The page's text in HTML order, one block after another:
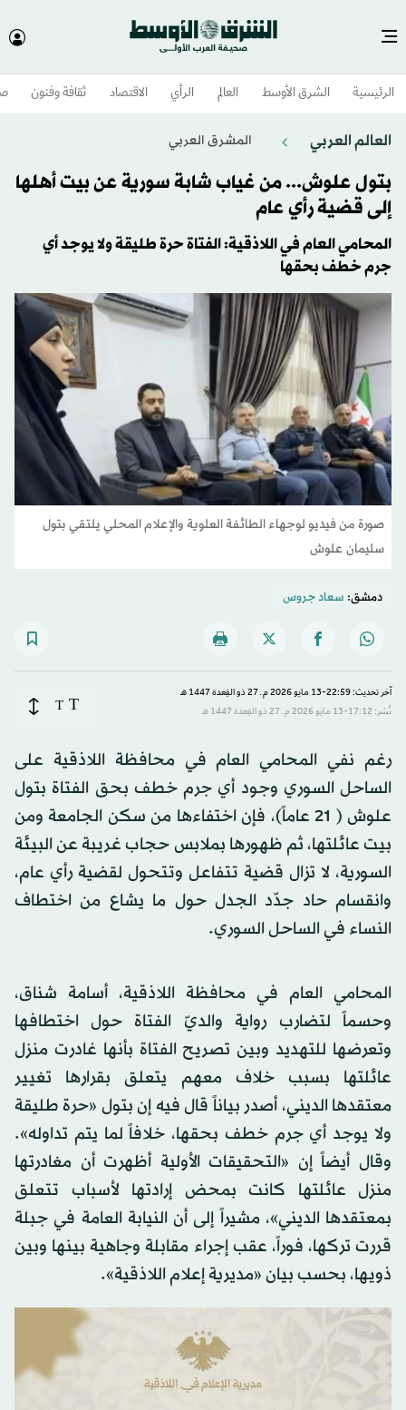
الرئيسية الشرق الأوسط​ العالم الرأي الاقتصاد ثقافة وفنون
العالم العربي المشرق العربي
بتول علوش... من غياب شابة سورية عن بيت أهلها
إلى قضية رأي عام
المحامي العام في اللاذقية: الفتاة حرة طليقة ولا يوجد أي
جرم خطف بحقها
صورة من فيديو لوجهاء الطائفة العلوية والإعلام المحلي يلتقي بتول
سليمان علوش
دمشق: سعاد جروس
آخر تحديث: 22:59-13 مايو 2026 م ـ 27 ذو القِعدة 1447 هـ
نُشر: 17:12-13 مايو 2026 م ـ 27 ذو القِعدة 1447 هـ
T
T
رغم نفي المحامي العام في محافظة اللاذقية على
الساحل السوري وجود أي جرم خطف بحق الفتاة بتول
علوش ( 21 عاماً)، فإن اختفاءها من سكن الجامعة ومن
بيت عائلتها، ثم ظهورها بملابس حجاب غريبة عن البيئة
السورية، لا تزال قضية تتفاعل وتتحول لقضية رأي عام،
وانقسام حاد جدّد الجدل حول ما يشاع من اختطاف
النساء في الساحل السوري.
المحامي العام في محافظة اللاذقية، أسامة شناق،
وحسماً لتضارب رواية والديّ الفتاة حول اختطافها
وتعرضها للتهديد وبين تصريح الفتاة بأنها غادرت منزل
عائلتها بسبب خلاف معهم يتعلق بقرارها تغيير
معتقدها الديني، أصدر بياناً قال فيه إن بتول «حرة طليقة
ولا يوجد أي جرم خطف بحقها، خلافاً لما يتم تداوله».
وقال أيضاً إن «التحقيقات الأولية أظهرت أن مغادرتها
منزل عائلتها كانت بمحض إرادتها لأسباب تتعلق
بمعتقدها الديني»، مشيراً إلى أن النيابة العامة في جبلة
قررت تركها، فوراً، عقب إجراء مقابلة وجاهية بينها وبين
ذويها، بحسب بيان «مديرية إعلام اللاذقية».